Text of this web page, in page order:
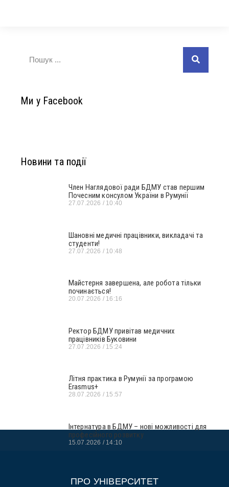
Ми у Facebook
Новини та події
Член Наглядової ради БДМУ став першим
Почесним консулом України в Румунії
27.07.2026 10:40
Шановні медичні працівники, викладачі та
студенти!
27.07.2026 10:48
Майстерня завершена, але робота тільки
починається!
20.07.2026 16:16
Ректор БДМУ привітав медичних
працівників Буковини
27.07.2026 15:24
Літня практика в Румунії за програмою
Erasmus+
28.07.2026 15:57
Інтернатура в БДМУ – нові можливості для
професійного розвитку
15.07.2026 14:10
ПРО УНІВЕРСИТЕТ